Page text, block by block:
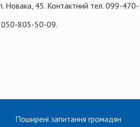
Новака, 45. Контактний тел. 099-
050-805-50-09.
Поширені запитання громадян